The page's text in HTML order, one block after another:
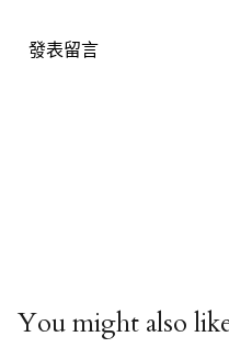
發表留言
You might also